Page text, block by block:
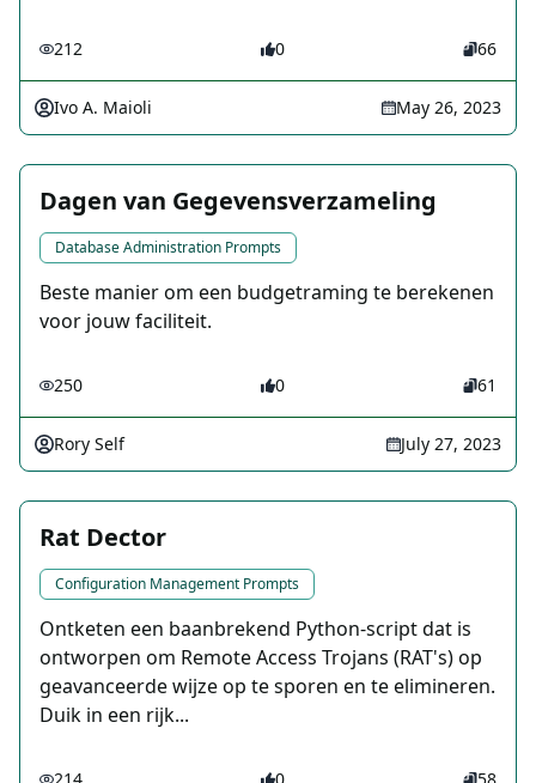
212 0 66
Ivo A. Maioli May 26, 2023
Dagen van Gegevensverzameling
Database Administration Prompts
Beste manier om een budgetraming te berekenen
voor jouw faciliteit.
250 0 61
Rory Self July 27, 2023
Rat Dector
Configuration Management Prompts
Ontketen een baanbrekend Python-script dat is
ontworpen om Remote Access Trojans (RAT's) op
geavanceerde wijze op te sporen en te elimineren.
Duik in een rijk...